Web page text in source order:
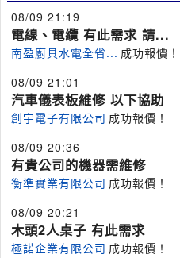
08/09 21:19
電線、電纜 有此需求 請...
南盈廚具水電全省... 成功報價！
08/09 21:01
汽車儀表板維修 以下協助
創宇電子有限公司 成功報價！
08/09 20:36
有貴公司的機器需維修
衡準實業有限公司 成功報價！
08/09 20:21
木頭2人桌子 有此需求
極諾企業有限公司 成功報價！